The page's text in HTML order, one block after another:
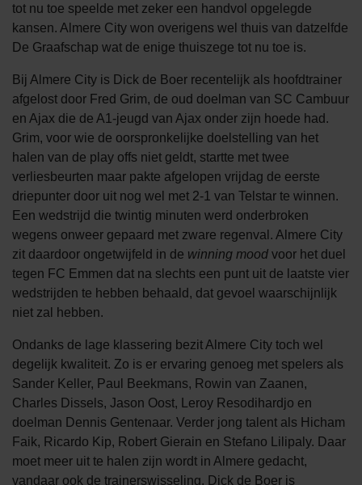
tot nu toe speelde met zeker een handvol opgelegde
kansen. Almere City won overigens wel thuis van datzelfde
De Graafschap wat de enige thuiszege tot nu toe is.
Bij Almere City is Dick de Boer recentelijk als hoofdtrainer
afgelost door Fred Grim, de oud doelman van SC Cambuur
en Ajax die de A1-jeugd van Ajax onder zijn hoede had.
Grim, voor wie de oorspronkelijke doelstelling van het
halen van de play offs niet geldt, startte met twee
verliesbeurten maar pakte afgelopen vrijdag de eerste
driepunter door uit nog wel met 2-1 van Telstar te winnen.
Een wedstrijd die twintig minuten werd onderbroken
wegens onweer gepaard met zware regenval. Almere City
zit daardoor ongetwijfeld in de winning mood voor het duel
tegen FC Emmen dat na slechts een punt uit de laatste vier
wedstrijden te hebben behaald, dat gevoel waarschijnlijk
niet zal hebben.
Ondanks de lage klassering bezit Almere City toch wel
degelijk kwaliteit. Zo is er ervaring genoeg met spelers als
Sander Keller, Paul Beekmans, Rowin van Zaanen,
Charles Dissels, Jason Oost, Leroy Resodihardjo en
doelman Dennis Gentenaar. Verder jong talent als Hicham
Faik, Ricardo Kip, Robert Gierain en Stefano Lilipaly. Daar
moet meer uit te halen zijn wordt in Almere gedacht,
vandaar ook de trainerswisseling. Dick de Boer is